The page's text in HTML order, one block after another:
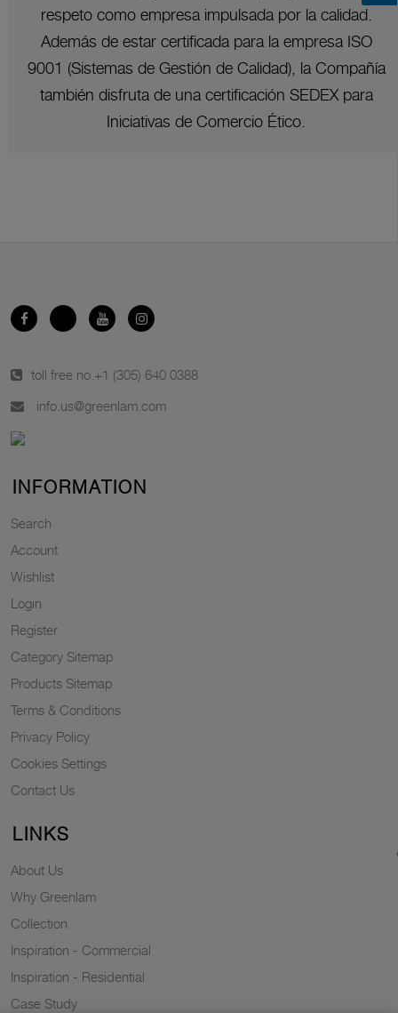
respeto como empresa impulsada por la calidad.
Además de estar certificada para la empresa ISO
9001 (Sistemas de Gestión de Calidad), la Compañía
también disfruta de una certificación SEDEX para
Iniciativas de Comercio Ético.
toll free no. +1 (305) 640 0388
info.us@greenlam.com
INFORMATION
Search
Account
Wishlist
Login
Register
Category Sitemap
Products Sitemap
Terms & Conditions
Privacy Policy
Cookies Settings
Contact Us
LINKS
About Us
Why Greenlam
Collection
Inspiration - Commercial
Inspiration - Residential
Case Study